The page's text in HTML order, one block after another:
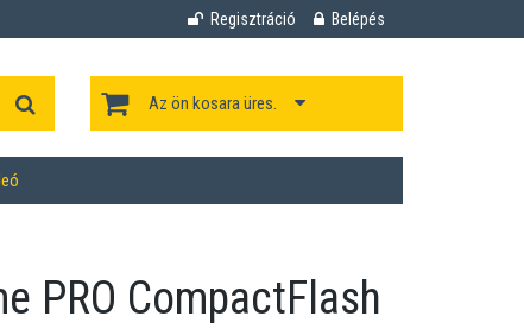
Regisztráció Belépés
Az ön kosara üres.
PRO CompactFlash